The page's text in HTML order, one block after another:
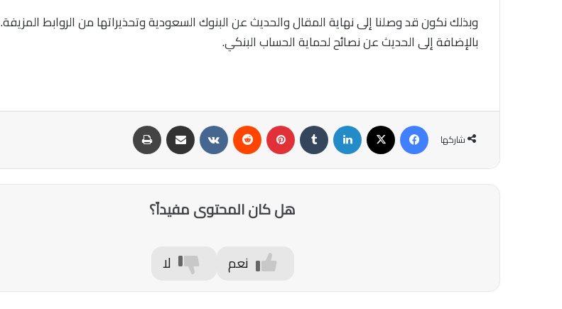
وبذلك نكون قد وصلنا إلى نهاية المقال والحديث عن البنوك السعودية وتحذيراتها من الروابط المزيفة.
بالإضافة إلى الحديث عن نصائح لحماية الحساب البنكي.
شاركها
هل كان المحتوى مفيداً؟
نعم لا